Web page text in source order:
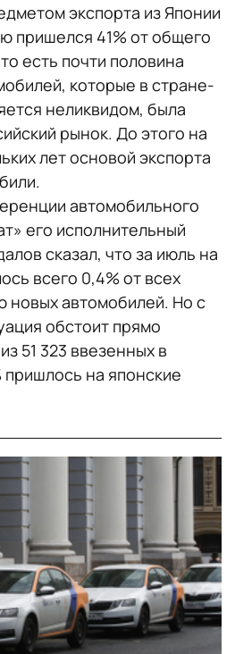
экспорта из Японии
пришелся 41% от общего
есть почти половина
которые в стране-
неликвидом, была
рынок. До этого на
лет основой экспорта
автомобильного
его исполнительный
сказал, что за июль на
всего 0,4% от всех
новых автомобилей. Но с
обстоит прямо
51 323 ввезенных в
на японские